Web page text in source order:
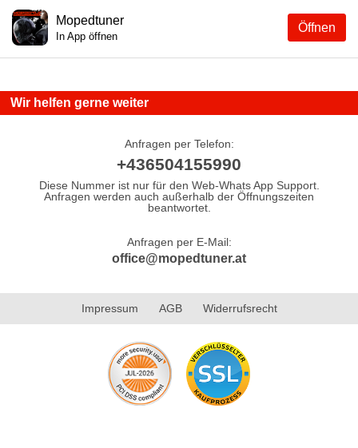
Öffnen
Mopedtuner
In App öffnen
Wir helfen gerne weiter
Anfragen per Telefon:
+436504155990
Diese Nummer ist nur für den Web-Whats App Support.
Anfragen werden auch außerhalb der Öffnungszeiten
beantwortet.
Anfragen per E-Mail:
office@mopedtuner.at
Impressum AGB Widerrufsrecht